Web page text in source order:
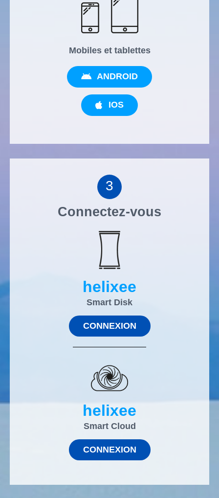
Mobiles et tablettes
ANDROID
IOS
3
Connectez-vous
helixee
Smart Disk
CONNEXION
helixee
Smart Cloud
CONNEXION